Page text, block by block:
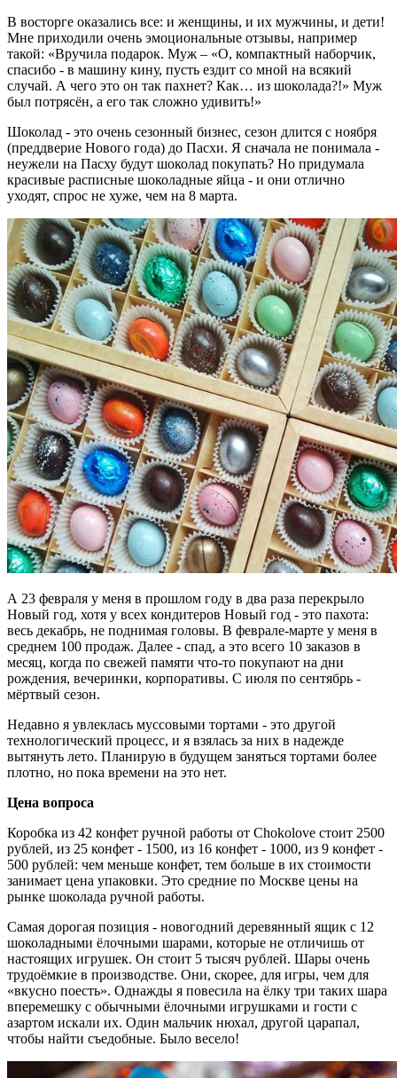
В восторге оказались все: и женщины, и их мужчины, и дети!
Мне приходили очень эмоциональные отзывы, например
такой: «Вручила подарок. Муж – «О, компактный наборчик,
спасибо - в машину кину, пусть ездит со мной на всякий
случай. А чего это он так пахнет? Как… из шоколада?!» Муж
был потрясён, а его так сложно удивить!»
Шоколад - это очень сезонный бизнес, сезон длится с ноября
(преддверие Нового года) до Пасхи. Я сначала не понимала -
неужели на Пасху будут шоколад покупать? Но придумала
красивые расписные шоколадные яйца - и они отлично
уходят, спрос не хуже, чем на 8 марта.
А 23 февраля у меня в прошлом году в два раза перекрыло
Новый год, хотя у всех кондитеров Новый год - это пахота:
весь декабрь, не поднимая головы. В феврале-марте у меня в
среднем 100 продаж. Далее - спад, а это всего 10 заказов в
месяц, когда по свежей памяти что-то покупают на дни
рождения, вечеринки, корпоративы. С июля по сентябрь -
мёртвый сезон.
Недавно я увлеклась муссовыми тортами - это другой
технологический процесс, и я взялась за них в надежде
вытянуть лето. Планирую в будущем заняться тортами более
плотно, но пока времени на это нет.
Цена вопроса
Коробка из 42 конфет ручной работы от Chokolove стоит 2500
рублей, из 25 конфет - 1500, из 16 конфет - 1000, из 9 конфет -
500 рублей: чем меньше конфет, тем больше в их стоимости
занимает цена упаковки. Это средние по Москве цены на
рынке шоколада ручной работы.
Самая дорогая позиция - новогодний деревянный ящик с 12
шоколадными ёлочными шарами, которые не отличишь от
настоящих игрушек. Он стоит 5 тысяч рублей. Шары очень
трудоёмкие в производстве. Они, скорее, для игры, чем для
«вкусно поесть». Однажды я повесила на ёлку три таких шара
вперемешку с обычными ёлочными игрушками и гости с
азартом искали их. Один мальчик нюхал, другой царапал,
чтобы найти съедобные. Было весело!